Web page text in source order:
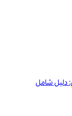
دليل شامل